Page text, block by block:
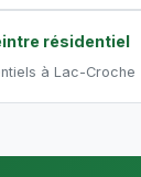
résidentiel
à Lac-Croche